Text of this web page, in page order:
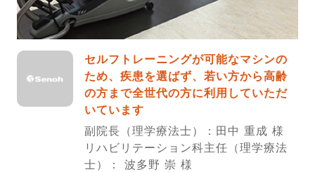
セルフトレーニングが可能なマシンの
ため、疾患を選ばず、若い方から高齢
の方まで全世代の方に利用していただ
いています
副院長（理学療法士）：田中 重成 様
リハビリテーション科主任（理学療法
士）： 波多野 崇 様